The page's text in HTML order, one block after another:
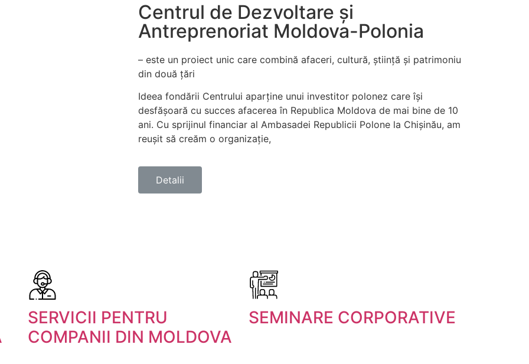
Centrul de Dezvoltare și
Antreprenoriat Moldova-Polonia
– este un proiect unic care combină afaceri, cultură, știință și patrimoniu
din două țări
Ideea fondării Centrului aparține unui investitor polonez care își
desfășoară cu succes afacerea în Republica Moldova de mai bine de 10
ani. Cu sprijinul financiar al Ambasadei Republicii Polone la Chișinău, am
reușit să creăm o organizație,
Detalii
SERVICII PENTRU
COMPANII DIN MOLDOVA
SEMINARE CORPORATIVE